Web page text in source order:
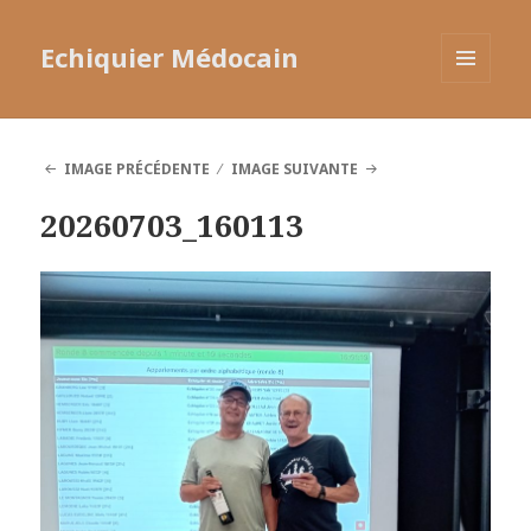
Echiquier Médocain
IMAGE PRÉCÉDENTE
IMAGE SUIVANTE
20260703_160113